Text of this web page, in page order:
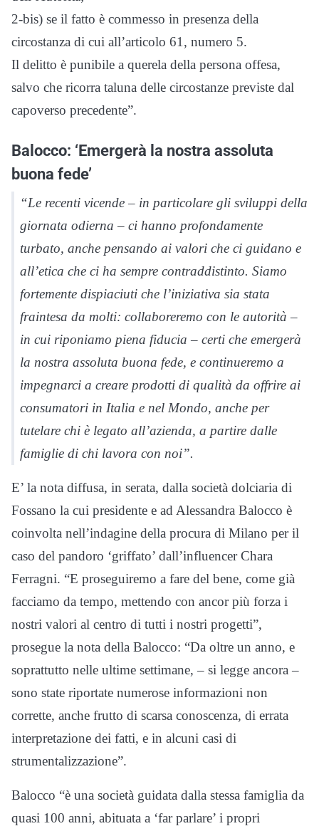
2-bis) se il fatto è commesso in presenza della
circostanza di cui all’articolo 61, numero 5.
Il delitto è punibile a querela della persona offesa,
salvo che ricorra taluna delle circostanze previste dal
capoverso precedente”.
Balocco: ‘Emergerà la nostra assoluta
buona fede’
“Le recenti vicende – in particolare gli sviluppi della
giornata odierna – ci hanno profondamente
turbato, anche pensando ai valori che ci guidano e
all’etica che ci ha sempre contraddistinto. Siamo
fortemente dispiaciuti che l’iniziativa sia stata
fraintesa da molti: collaboreremo con le autorità –
in cui riponiamo piena fiducia – certi che emergerà
la nostra assoluta buona fede, e continueremo a
impegnarci a creare prodotti di qualità da offrire ai
consumatori in Italia e nel Mondo, anche per
tutelare chi è legato all’azienda, a partire dalle
famiglie di chi lavora con noi”.
E’ la nota diffusa, in serata, dalla società dolciaria di
Fossano la cui presidente e ad Alessandra Balocco è
coinvolta nell’indagine della procura di Milano per il
caso del pandoro ‘griffato’ dall’influencer Chara
Ferragni. “E proseguiremo a fare del bene, come già
facciamo da tempo, mettendo con ancor più forza i
nostri valori al centro di tutti i nostri progetti”,
prosegue la nota della Balocco: “Da oltre un anno, e
soprattutto nelle ultime settimane, – si legge ancora –
sono state riportate numerose informazioni non
corrette, anche frutto di scarsa conoscenza, di errata
interpretazione dei fatti, e in alcuni casi di
strumentalizzazione”.
Balocco “è una società guidata dalla stessa famiglia da
quasi 100 anni, abituata a ‘far parlare’ i propri